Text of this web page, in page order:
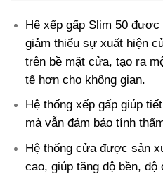
Hệ xếp gấp Slim 50
giảm thiểu sự xuất hiện
trên bề mặt cửa, tạo ra
tế hơn cho không gian.
Hệ thống xếp gấp giúp
mà vẫn đảm bảo tính
Hệ thống cửa được sản
cao, giúp tăng độ bền, độ